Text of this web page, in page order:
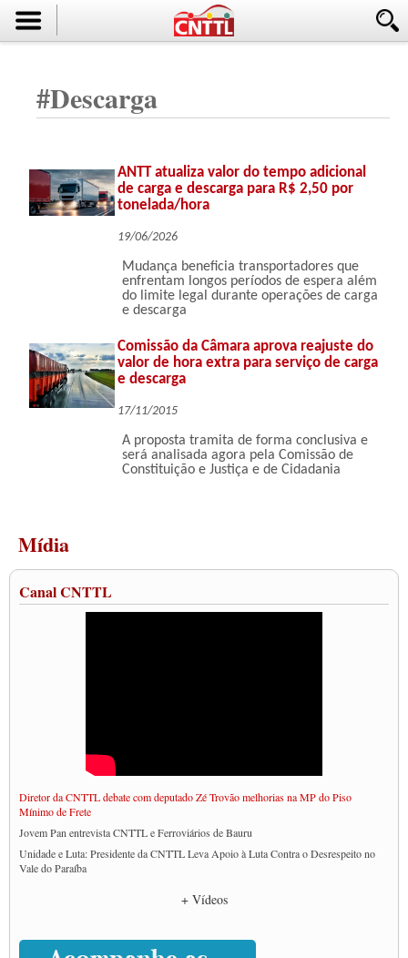
#Descarga
ANTT atualiza valor do tempo adicional
de carga e descarga para R$ 2,50 por
tonelada/hora
19/06/2026
Mudança beneficia transportadores que
enfrentam longos períodos de espera além
do limite legal durante operações de carga
e descarga
Comissão da Câmara aprova reajuste do
valor de hora extra para serviço de carga
e descarga
17/11/2015
A proposta tramita de forma conclusiva e
será analisada agora pela Comissão de
Constituição e Justiça e de Cidadania
Mídia
Canal CNTTL
Diretor da CNTTL debate com deputado Zé Trovão melhorias na MP do Piso
Mínimo de Frete
Jovem Pan entrevista CNTTL e Ferroviários de Bauru
Unidade e Luta: Presidente da CNTTL Leva Apoio à Luta Contra o Desrespeito no
Vale do Paraíba
Caminhoneiros prometem paralisação e cobram diálogo com Lula
+ Vídeos